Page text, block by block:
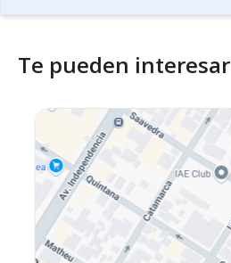
Te pueden interesar